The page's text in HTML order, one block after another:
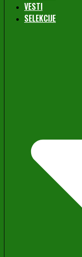
VESTI
SELEKCIJE